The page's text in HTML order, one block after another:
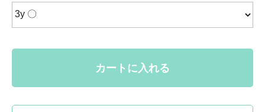
カートに入れる